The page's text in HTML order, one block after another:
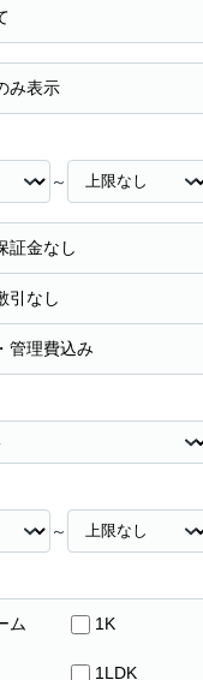
み表示
～
証金なし
引なし
管理費込み
～
ム 1K
1LDK